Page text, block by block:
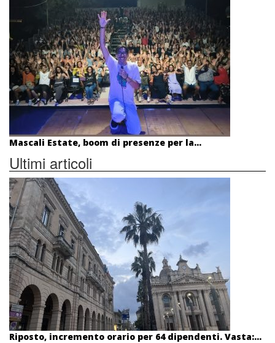
Mascali Estate, boom di presenze per la...
Ultimi articoli
Riposto, incremento orario per 64 dipendenti. Vasta:...